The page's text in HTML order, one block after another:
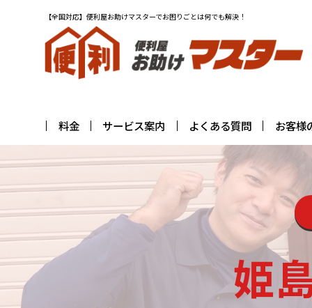
【全国対応】便利屋お助けマスターでお困りごとは何でも解決！
料金 サービス案内 よくある質問 お客様
姫